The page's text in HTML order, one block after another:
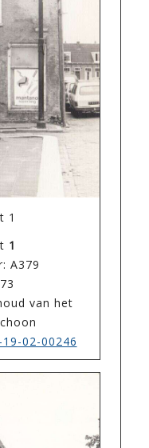
1
1
A379
van het
19-02-00246